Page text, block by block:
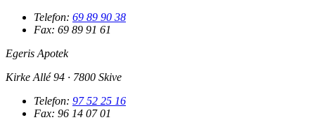
Telefon: 69 89 90 38
Fax: 69 89 91 61
Egeris Apotek
Kirke Allé 94 · 7800 Skive
Telefon: 97 52 25 16
Fax: 96 14 07 01